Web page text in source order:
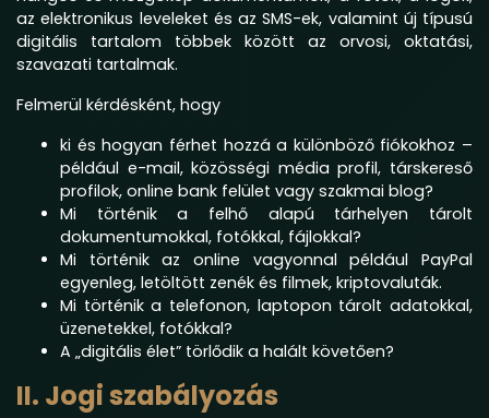
az elektronikus leveleket és az SMS-ek, valamint új típusú
digitális tartalom többek között az orvosi, oktatási,
szavazati tartalmak.
Felmerül kérdésként, hogy
ki és hogyan férhet hozzá a különböző fiókokhoz –
például e-mail, közösségi média profil, társkereső
profilok, online bank felület vagy szakmai blog?
Mi történik a felhő alapú tárhelyen tárolt
dokumentumokkal, fotókkal, fájlokkal?
Mi történik az online vagyonnal például PayPal
egyenleg, letöltött zenék és filmek, kriptovaluták.
Mi történik a telefonon, laptopon tárolt adatokkal,
üzenetekkel, fotókkal?
A „digitális élet” törlődik a halált követően?
II. Jogi szabályozás